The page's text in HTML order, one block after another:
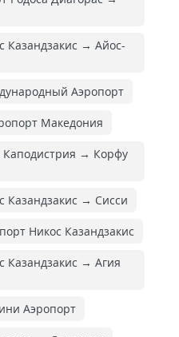
Казандзакис → Айос-
Аэропорт
Македония
→ Корфу
Казандзакис → Сисси
Никос Казандзакис
Казандзакис → Агия
Аэропорт